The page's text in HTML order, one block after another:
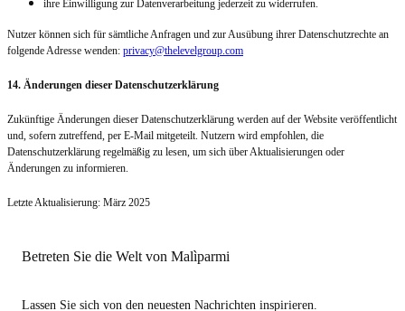
ihre Einwilligung zur Datenverarbeitung jederzeit zu widerrufen.
Nutzer können sich für sämtliche Anfragen und zur Ausübung ihrer Datenschutzrechte an
folgende Adresse wenden: privacy@thelevelgroup.com
14. Änderungen dieser Datenschutzerklärung
Zukünftige Änderungen dieser Datenschutzerklärung werden auf der Website veröffentlicht
und, sofern zutreffend, per E-Mail mitgeteilt. Nutzern wird empfohlen, die
Datenschutzerklärung regelmäßig zu lesen, um sich über Aktualisierungen oder
Änderungen zu informieren.
Letzte Aktualisierung: März 2025
Betreten Sie die Welt von Malìparmi
Lassen Sie sich von den neuesten Nachrichten inspirieren.